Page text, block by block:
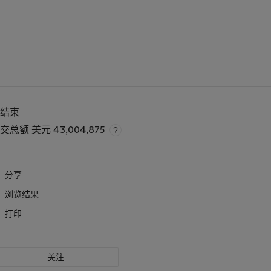
束
总额 美元 43,004,875
分享
浏览结果
打印
关注